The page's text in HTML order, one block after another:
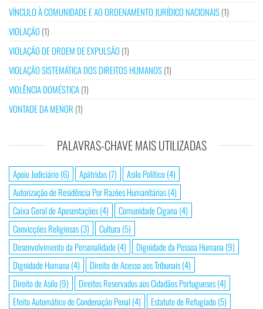
VÍNCULO À COMUNIDADE E AO ORDENAMENTO JURÍDICO NACIONAIS(1)
VIOLAÇÃO (1)
VIOLAÇÃO DE ORDEM DE EXPULSÃO (1)
VIOLAÇÃO SISTEMÁTICA DOS DIREITOS HUMANOS(1)
VIOLÊNCIA DOMÉSTICA(1)
VONTADE DA MENOR (1)
PALAVRAS-CHAVE MAIS UTILIZADAS
Apoio Judiciário(6) Apátridas(7) Asilo Político(4)
Autorização de Residência Por Razões Humanitárias(4)
Caixa Geral de Aposentações(4) Comunidade Cigana (4)
Convicções Religiosas(3) Cultura (5)
Desenvolvimento da Personalidade(4) Dignidade da Pessoa Humana (9)
Dignidade Humana (4) Direito de Acesso aos Tribunais(4)
Direito de Asilo(9) Direitos Reservados aos Cidadãos Portugueses(4)
Efeito Automático de Condenação Penal (4) Estatuto de Refugiado(5)